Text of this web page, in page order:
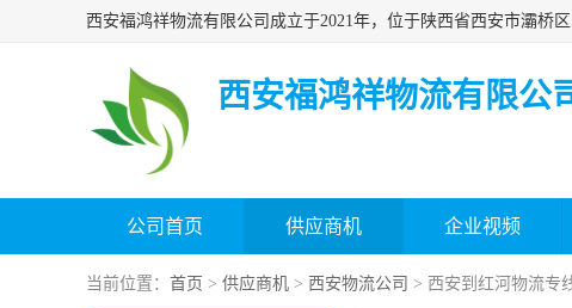
西安福鸿祥物流有限公
公司首页 供应商机 企业视频
当前位置： 首页 > 供应商机 > 西安物流公司 > 西安到红河物流专